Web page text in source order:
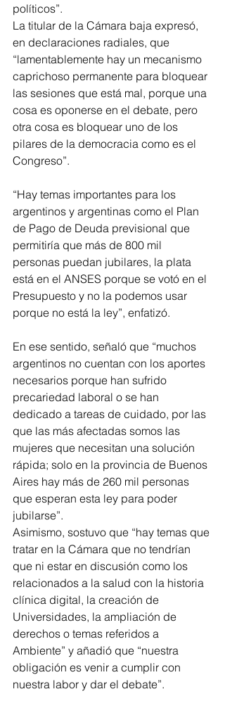
políticos”.
La titular de la Cámara baja expresó,
en declaraciones radiales, que
“lamentablemente hay un mecanismo
caprichoso permanente para bloquear
las sesiones que está mal, porque una
cosa es oponerse en el debate, pero
otra cosa es bloquear uno de los
pilares de la democracia como es el
Congreso”.
“Hay temas importantes para los
argentinos y argentinas como el Plan
de Pago de Deuda previsional que
permitiría que más de 800 mil
personas puedan jubilares, la plata
está en el ANSES porque se votó en el
Presupuesto y no la podemos usar
porque no está la ley”, enfatizó.
En ese sentido, señaló que “muchos
argentinos no cuentan con los aportes
necesarios porque han sufrido
precariedad laboral o se han
dedicado a tareas de cuidado, por las
que las más afectadas somos las
mujeres que necesitan una solución
rápida; solo en la provincia de Buenos
Aires hay más de 260 mil personas
que esperan esta ley para poder
jubilarse”.
Asimismo, sostuvo que “hay temas que
tratar en la Cámara que no tendrían
que ni estar en discusión como los
relacionados a la salud con la historia
clínica digital, la creación de
Universidades, la ampliación de
derechos o temas referidos a
Ambiente” y añadió que “nuestra
obligación es venir a cumplir con
nuestra labor y dar el debate”.